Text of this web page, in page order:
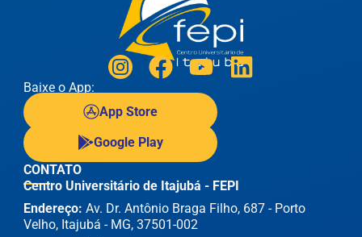
Baixe o App:
App Store
Google Play
CONTATO
Centro Universitário de Itajubá - FEPI
Endereço: Av. Dr. Antônio Braga Filho, 687 - Porto
Velho, Itajubá - MG, 37501-002